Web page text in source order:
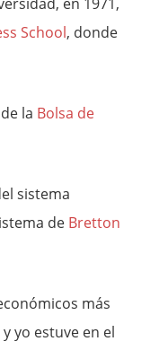
School, donde
la Bolsa de
sistema
de Bretton
más
yo estuve en el